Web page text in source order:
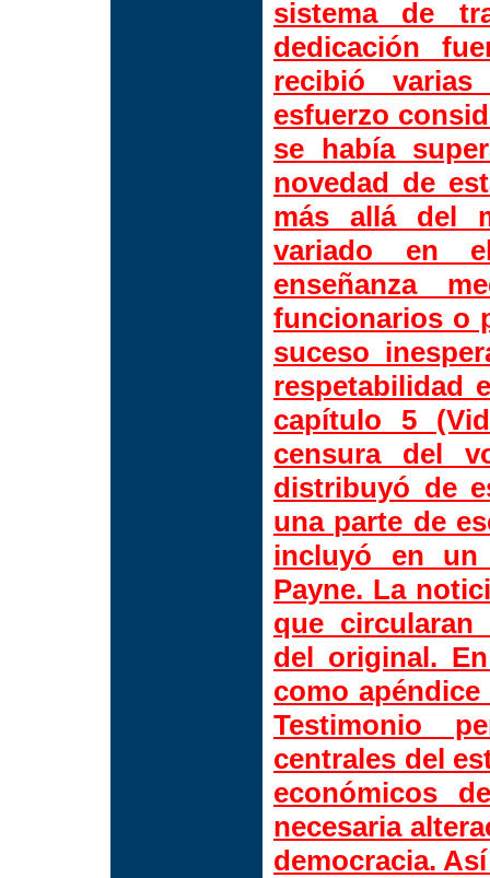
sistema de
dedicación
recibió
esfuerzo
se había
novedad de
más allá del
variado en
enseñanza
funcionarios o
suceso
respetabilidad
capítulo 5
censura del
distribuyó de
una parte de
incluyó en un
Payne. La
que circularan
del original.
como
Testimonio
centrales del
económicos
necesaria
democracia.